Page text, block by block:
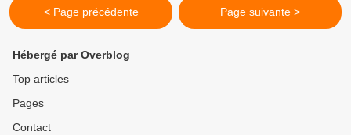
< Page précédente Page suivante >
Hébergé par Overblog
Top articles
Pages
Contact